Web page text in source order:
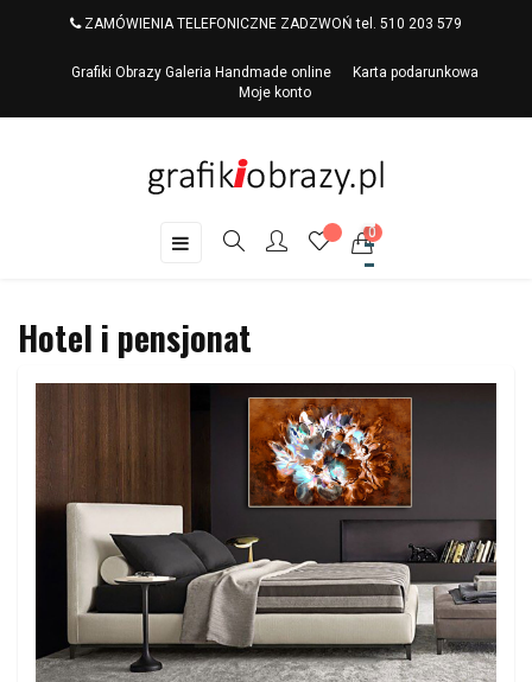
ZAMÓWIENIA TELEFONICZNE ZADZWOŃ tel. 510 203 579
Grafiki Obrazy Galeria Handmade online
Karta podarunkowa
Moje konto
Toggle
☰ 0
Hotel i pensjonat